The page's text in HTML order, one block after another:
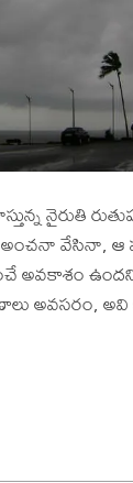
నైరుతి
వేసినా, ఆ
అవకాశం
అవసరం,